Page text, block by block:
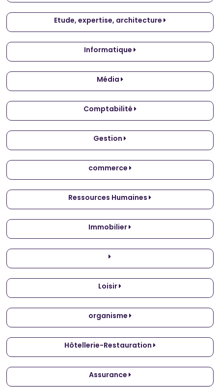
Etude, expertise, architecture
Informatique
Média
Comptabilité
Gestion
commerce
Ressources Humaines
Immobilier
Loisir
organisme
Hôtellerie-Restauration
Assurance